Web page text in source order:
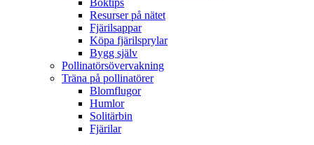
Resurser på nätet
Fjärilsappar
Köpa fjärilsprylar
Bygg själv
Pollinatörsövervakning
Träna på pollinatörer
Blomflugor
Humlor
Solitärbin
Fjärilar